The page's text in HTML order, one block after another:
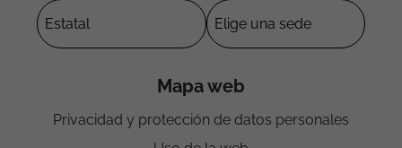
Mapa web
Privacidad y protección de datos personales